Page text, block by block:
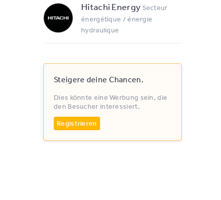
Hitachi Energy Secteur
énergétique / énergie
hydraulique
Steigere deine Chancen.
Dies könnte eine Werbung sein, die
den Besucher interessiert.
Registrieren